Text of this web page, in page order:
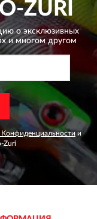
ZURI
о эксклюзивных
и многом другом
и
Zuri